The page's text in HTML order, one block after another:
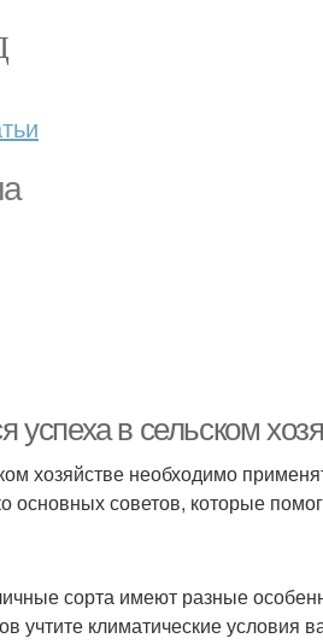
успеха в сельском
хозяйстве необходимо
основных советов, которые
сорта имеют разные
климатические условия